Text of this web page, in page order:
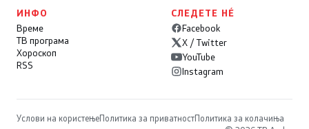
ИНФО
Време
ТВ програма
Хороскоп
RSS
СЛЕДЕТЕ НÉ
Facebook
X / Twitter
YouTube
Instagram
Услови на користењеПолитика за приватностПолитика за колачиња